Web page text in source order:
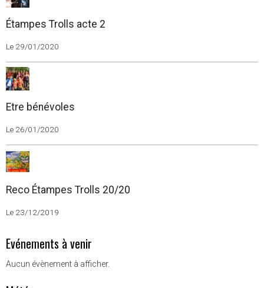
Étampes Trolls acte 2
Le 29/01/2020
Etre bénévoles
Le 26/01/2020
Reco Étampes Trolls 20/20
Le 23/12/2019
Evénements à venir
Aucun évènement à afficher.